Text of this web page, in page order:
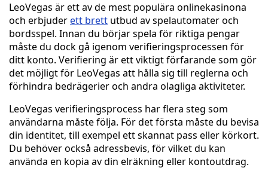
LeoVegas är ett av de mest populära onlinekasinona
och erbjuderett brett utbud av spelautomater och
bordsspel. Innan du börjar spela för riktiga pengar
måste du dock gå igenom verifieringsprocessen för
ditt konto. Verifiering är ett viktigt förfarande som gör
det möjligt för LeoVegas att hålla sig till reglerna och
förhindra bedrägerier och andra olagliga aktiviteter.
LeoVegas verifieringsprocess har flera steg som
användarna måste följa. För det första måste du bevisa
din identitet, till exempel ett skannat pass eller körkort.
Du behöver också adressbevis, för vilket du kan
använda en kopia av din elräkning eller kontoutdrag.